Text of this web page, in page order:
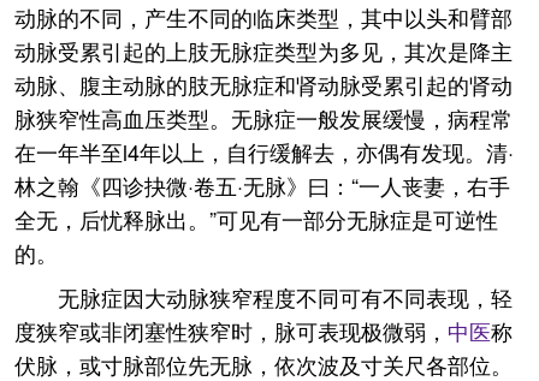
动脉的不同，产生不同的临床类型，其中以头和臂部
动脉受累引起的上肢无脉症类型为多见，其次是降主
动脉、腹主动脉的肢无脉症和肾动脉受累引起的肾动
脉狭窄性高血压类型。无脉症一般发展缓慢，病程常
在一年半至l4年以上，自行缓解去，亦偶有发现。清·
林之翰《四诊抉微·卷五·无脉》曰：“一人丧妻，右手
全无，后忧释脉出。”可见有一部分无脉症是可逆性
的。
无脉症因大动脉狭窄程度不同可有不同表现，轻
度狭窄或非闭塞性狭窄时，脉可表现极微弱， 中医称
伏脉，或寸脉部位先无脉，依次波及寸关尺各部位。